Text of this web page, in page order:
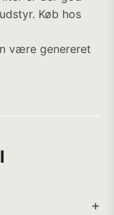
Køb hos
være genereret